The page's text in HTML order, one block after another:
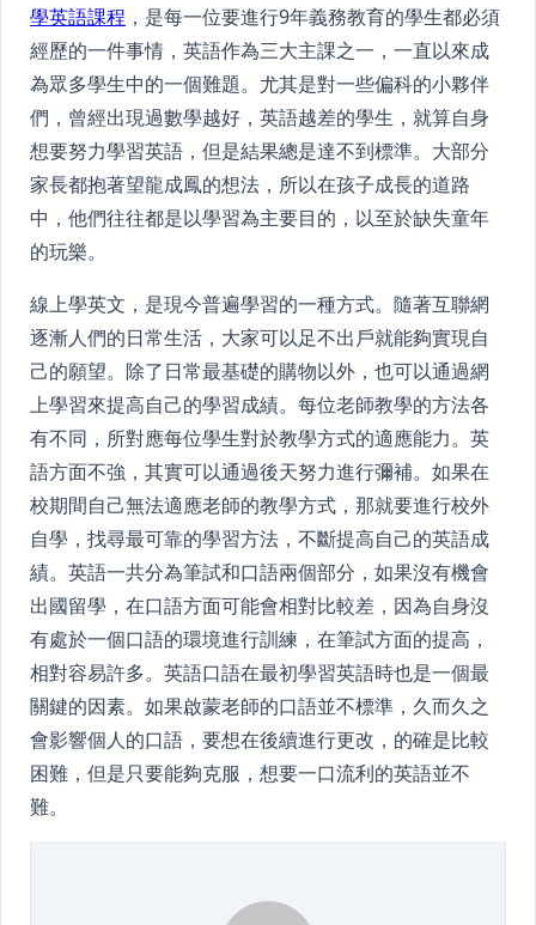
學英語課程 ，是每一位要進行9年義務教育的學生都必須
經歷的一件事情，英語作為三大主課之一，一直以來成
為眾多學生中的一個難題。尤其是對一些偏科的小夥伴
們，曾經出現過數學越好，英語越差的學生，就算自身
想要努力學習英語，但是結果總是達不到標準。大部分
家長都抱著望龍成鳳的想法，所以在孩子成長的道路
中，他們往往都是以學習為主要目的，以至於缺失童年
的玩樂。
線上學英文，是現今普遍學習的一種方式。隨著互聯網
逐漸人們的日常生活，大家可以足不出戶就能夠實現自
己的願望。除了日常最基礎的購物以外，也可以通過網
上學習來提高自己的學習成績。每位老師教學的方法各
有不同，所對應每位學生對於教學方式的適應能力。英
語方面不強，其實可以通過後天努力進行彌補。如果在
校期間自己無法適應老師的教學方式，那就要進行校外
自學，找尋最可靠的學習方法，不斷提高自己的英語成
績。英語一共分為筆試和口語兩個部分，如果沒有機會
出國留學，在口語方面可能會相對比較差，因為自身沒
有處於一個口語的環境進行訓練，在筆試方面的提高，
相對容易許多。英語口語在最初學習英語時也是一個最
關鍵的因素。如果啟蒙老師的口語並不標準，久而久之
會影響個人的口語，要想在後續進行更改，的確是比較
困難，但是只要能夠克服，想要一口流利的英語並不
難。